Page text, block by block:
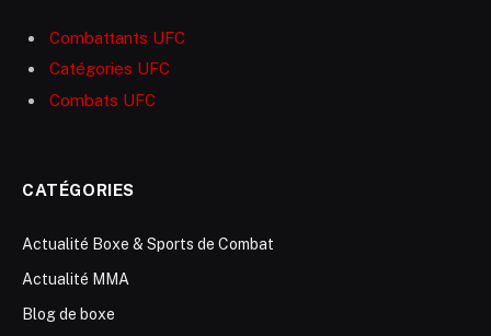
Combattants UFC
Catégories UFC
Combats UFC
CATÉGORIES
Actualité Boxe & Sports de Combat
Actualité MMA
Blog de boxe